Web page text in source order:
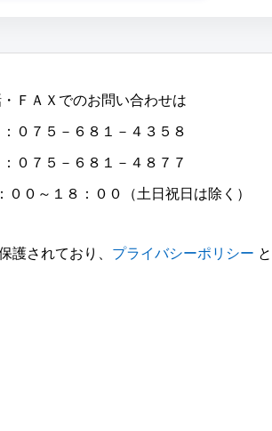
ＦＡＸでのお問い合わせは
：０７５－６８１－４３５８
：０７５－６８１－４８７７
００～１８：００（土日祝日は除く）
護されており、 プライバシーポリシー と